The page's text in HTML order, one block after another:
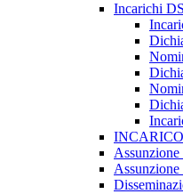
Incarichi